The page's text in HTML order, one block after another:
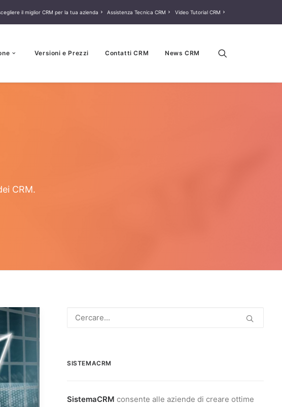
il miglior CRM per la tua azienda Assistenza Tecnica CRM Video Tutorial CRM
Versioni e Prezzi Contatti CRM News CRM
CRM.
SISTEMACRM
SistemaCRM consente alle aziende di creare ottime